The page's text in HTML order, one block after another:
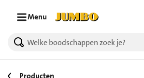
Menu
3 producten gevonden.
Producten